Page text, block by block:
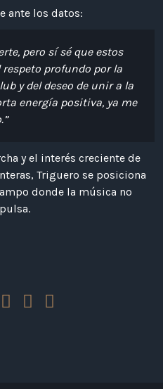
ante los datos:
pero sí sé que estos
profundo por la
y del deseo de unir a la
energía positiva, ya me
y el interés creciente de
Triguero se posiciona
donde la música no